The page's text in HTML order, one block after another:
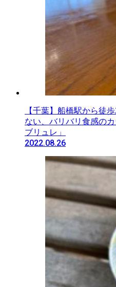
【千葉】船橋駅から徒
ない、バリバリ食感の
ブリュレ」
2022.08.26